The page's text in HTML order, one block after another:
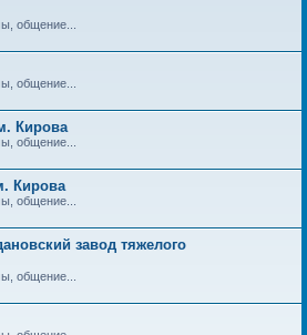
общение...
общение...
Кирова
общение...
Кирова
общение...
завод тяжелого
общение...